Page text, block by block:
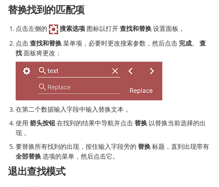
替换找到的匹配项
点击左侧的 搜索选项 图标以打开查找和替换设置面板，
点击查找和替换菜单项，必要时更改搜索参数，然后点击完成。 查
找面板将更改：
在第二个数据输入字段中输入替换文本，
使用 箭头按钮 在找到的结果中导航并点击替换 以替换当前选择的出
现，
要替换所有找到的出现，按住输入字段旁的 替换标题，直到出现带有
全部替换选项的菜单，然后点击它。
退出查找模式